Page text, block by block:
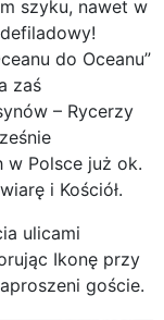
szyku, nawet w
do Oceanu”
zaś
– Rycerzy
w Polsce już ok.
i Kościół.
ulicami
Ikonę przy
goście.